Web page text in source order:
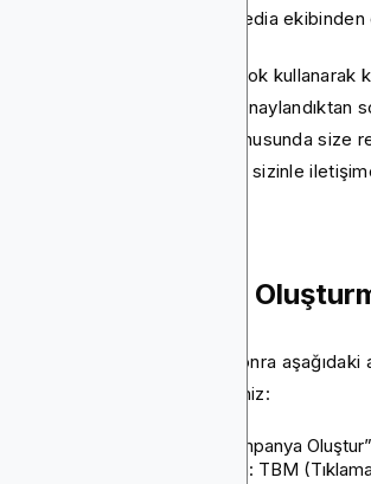
yaklaşık bir saat süren Bitmedia
Ayrıca Google veya Facebook kullanarak
işlemini hızlandırabilirsiniz. Onaylandıktan
özellikleri ve yetenekleri konusunda size
atanmış bir hesap yöneticisi sizinle
İlk Kampanyanızı
Hesabınız doğrulandıktan sonra aşağıdaki
kampanyanızı oluşturabilirsiniz:
Kontrol panelinizden “Kampanya Oluştur”
Kampanya türünüzü seçin: TBM